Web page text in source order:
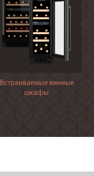
Встраиваемые винные
шкафы